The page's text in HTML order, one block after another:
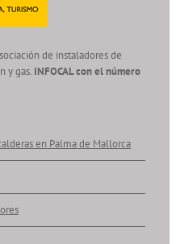
de instaladores de
y gas. INFOCAL con el número
en Palma de Mallorca